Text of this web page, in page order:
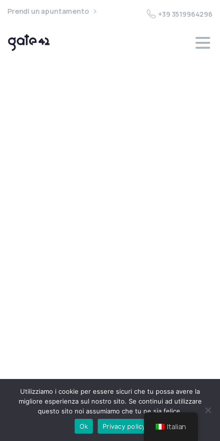
Prendi un apuntamento +39 3519964296
Italian
Utilizziamo i cookie per essere sicuri che tu possa avere la
migliore esperienza sul nostro sito. Se continui ad utilizzare
questo sito noi assumiamo che tu ne sia felice.
Ok
Privacy policy